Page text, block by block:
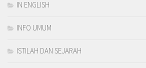
IN ENGLISH
INFO UMUM
ISTILAH DAN SEJARAH